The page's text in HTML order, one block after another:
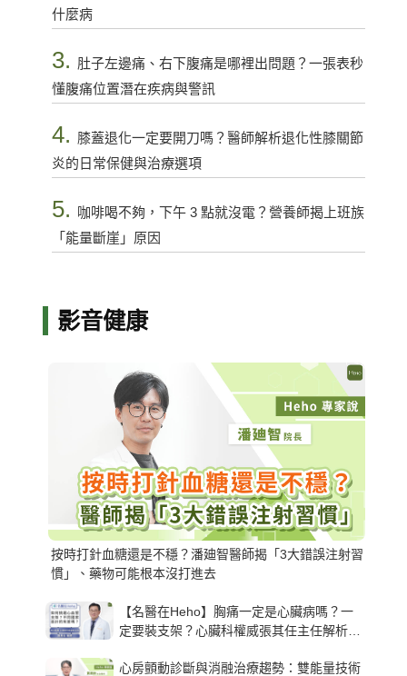
什麼病
3. 肚子左邊痛、右下腹痛是哪裡出問題？一張表秒
懂腹痛位置潛在疾病與警訊
4. 膝蓋退化一定要開刀嗎？醫師解析退化性膝關節
炎的日常保健與治療選項
5.
咖啡喝不夠，下午 3 點就沒電？營養師揭上班族
「能量斷崖」原因
影音健康
按時打針血糖還是不穩？潘廸智醫師揭「3大錯誤注射習
慣」、藥物可能根本沒打進去
【名醫在Heho】胸痛一定是心臟病嗎？一
定要裝支架？心臟科權威張其任主任解析支
心房顫動診斷與消融治療趨勢：雙能量技術